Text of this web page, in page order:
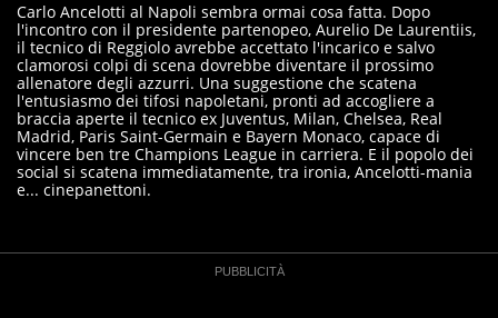
Carlo Ancelotti al Napoli sembra ormai cosa fatta. Dopo
l'incontro con il presidente partenopeo, Aurelio De Laurentiis,
il tecnico di Reggiolo avrebbe accettato l'incarico e salvo
clamorosi colpi di scena dovrebbe diventare il prossimo
allenatore degli azzurri. Una suggestione che scatena
l'entusiasmo dei tifosi napoletani, pronti ad accogliere a
braccia aperte il tecnico ex Juventus, Milan, Chelsea, Real
Madrid, Paris Saint-Germain e Bayern Monaco, capace di
vincere ben tre Champions League in carriera. E il popolo dei
social si scatena immediatamente, tra ironia, Ancelotti-mania
e... cinepanettoni.